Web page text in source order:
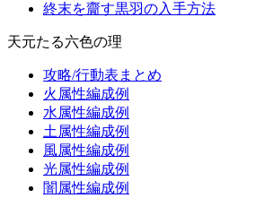
終末を齎す黒羽の入手方法
天元たる六色の理
攻略/行動表まとめ
火属性編成例
水属性編成例
土属性編成例
風属性編成例
光属性編成例
闇属性編成例